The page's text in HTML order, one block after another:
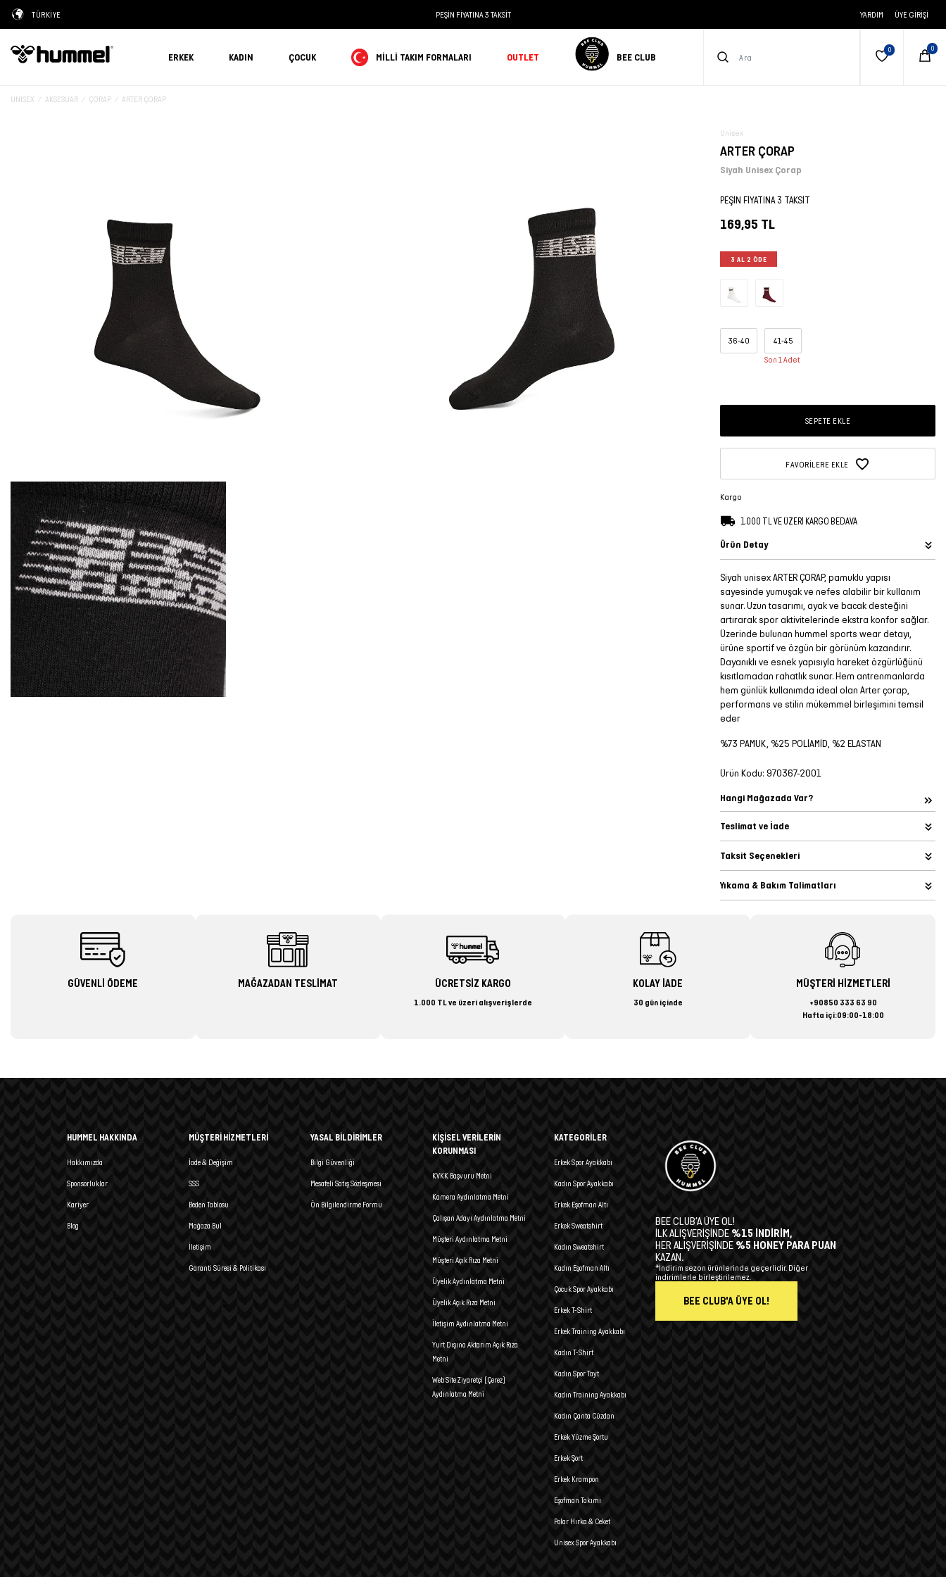
TÜRKİYE PEŞİN FİYATINA 3 TAKSİT YARDIM ÜYE GIRIŞI
ERKEK KADIN ÇOCUK MILLI TAKIM FORMALARI OUTLET BEE CLUB
UNISEX AKSESUAR ÇORAP ARTER ÇORAP
Unisex
ARTER ÇORAP
Siyah Unisex Çorap
PEŞİN FİYATINA 3 TAKSİT
169,95 TL
3 AL 2 ÖDE
36-40 41-45
Son 1 Adet
SEPETE EKLE
FAVORILERE EKLE
Kargo
1.000 TL VE ÜZERİ KARGO BEDAVA
Ürün Detay
Siyah unisex ARTER ÇORAP, pamuklu yapısı
sayesinde yumuşak ve nefes alabilir bir kullanım
sunar. Uzun tasarımı, ayak ve bacak desteğini
artırarak spor aktivitelerinde ekstra konfor sağlar.
Üzerinde bulunan hummel sports wear detayı,
ürüne sportif ve özgün bir görünüm kazandırır.
Dayanıklı ve esnek yapısıyla hareket özgürlüğünü
kısıtlamadan rahatlık sunar. Hem antrenmanlarda
hem günlük kullanımda ideal olan Arter çorap,
performans ve stilin mükemmel birleşimini temsil
eder
%73 PAMUK, %25 POLİAMİD, %2 ELASTAN
Ürün Kodu: 970367-2001
Hangi Mağazada Var?
Teslimat ve İade
Taksit Seçenekleri
Yıkama & Bakım Talimatları
GÜVENLİ ÖDEME MAĞAZADAN TESLİMAT ÜCRETSİZ KARGO
1.000 TL ve üzeri alışverişlerde
KOLAY İADE
30 gün içinde
MÜŞTERİ HİZMETLERİ
+90850 333 63 90
Hafta içi:09:00-18:00
HUMMEL HAKKINDA
Hakkımızda
Sponsorluklar
Kariyer
Blog
MÜŞTERİ HİZMETLERİ
İade & Değişim
SSS
Beden Tablosu
Mağaza Bul
İletişim
Garanti Süresi & Politikası
YASAL BİLDİRİMLER
Bilgi Güvenliği
Mesafeli Satış Sözleşmesi
Ön Bilgilendirme Formu
KİŞİSEL VERİLERİN
KORUNMASI
KVKK Başvuru Metni
Kamera Aydınlatma Metni
Çalışan Adayı Aydınlatma Metni
Müşteri Aydınlatma Metni
Müşteri Açık Rıza Metni
Üyelik Aydınlatma Metni
Üyelik Açık Rıza Metni
İletişim Aydınlatma Metni
Yurt Dışına Aktarım Açık Rıza
Metni
Web Site Ziyaretçi (Çerez)
Aydınlatma Metni
KATEGORİLER
Erkek Spor Ayakkabı
Kadın Spor Ayakkabı
Erkek Eşofman Altı
Erkek Sweatshirt
Kadın Sweatshirt
Kadın Eşofman Altı
Çocuk Spor Ayakkabı
Erkek T-Shirt
Erkek Training Ayakkabı
Kadın T-Shirt
Kadın Spor Tayt
Kadın Training Ayakkabı
Kadın Çanta Cüzdan
Erkek Yüzme Şortu
Erkek Şort
Erkek Krampon
Eşofman Takımı
Polar Hırka & Ceket
Unisex Spor Ayakkabı
BEE CLUB’A ÜYE OL!
İLK ALIŞVERİŞİNDE %15 İNDİRİM,
HER ALIŞVERİŞİNDE %5 HONEY PARA PUAN
KAZAN.
*İndirim sezon ürünlerinde geçerlidir. Diğer
indirimlerle birleştirilemez.
BEE CLUB'A ÜYE OL!